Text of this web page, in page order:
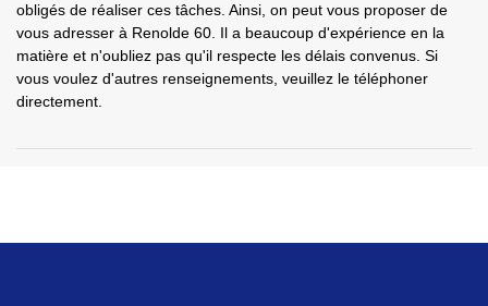
obligés de réaliser ces tâches. Ainsi, on peut vous proposer de
vous adresser à Renolde 60. Il a beaucoup d'expérience en la
matière et n'oubliez pas qu'il respecte les délais convenus. Si
vous voulez d'autres renseignements, veuillez le téléphoner
directement.